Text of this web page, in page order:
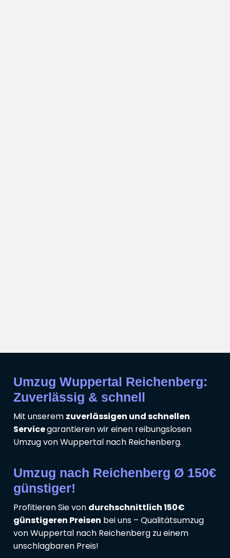
Umzug Wuppertal Reichenberg:
Zuverlässig & schnell
Mit unserem zuverlässigen und schnellen
Servicegarantieren wir einen reibungslosen
Umzug von Wuppertal nach Reichenberg.
Umzug nach Reichenberg Ø 150€
günstiger!
Profitieren Sie von durchschnittlich 150€
günstigeren Preisen bei uns – Qualitätsumzug
von Wuppertal nach Reichenberg zu einem
unschlagbaren Preis!